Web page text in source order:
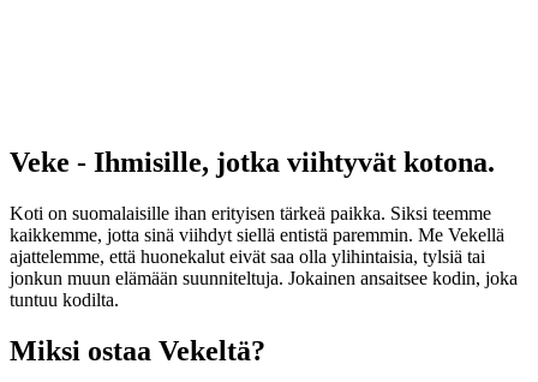
Veke - Ihmisille, jotka viihtyvät kotona.
Koti on suomalaisille ihan erityisen tärkeä paikka. Siksi teemme
kaikkemme, jotta sinä viihdyt siellä entistä paremmin. Me Vekellä
ajattelemme, että huonekalut eivät saa olla ylihintaisia, tylsiä tai
jonkun muun elämään suunniteltuja. Jokainen ansaitsee kodin, joka
tuntuu kodilta.
Miksi ostaa Vekeltä?